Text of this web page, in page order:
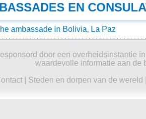
EN
ambassade in Bolivia, La Paz
door een overheidsinstantie
waardevolle informatie aan de
| Steden en dorpen van de wereld